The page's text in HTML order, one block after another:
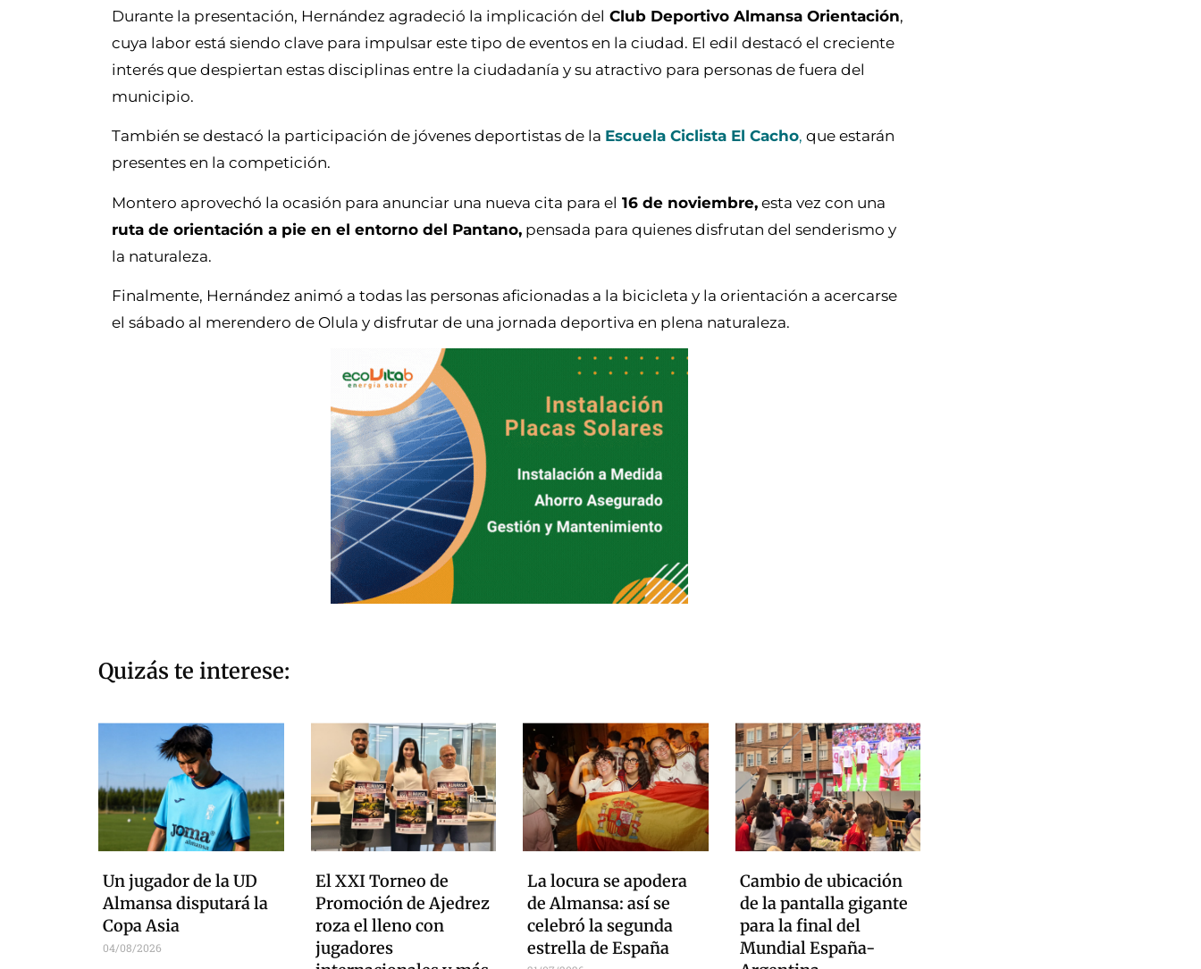
Durante la presentación, Hernández agradeció la implicación del Club Deportivo Almansa Orientación,
cuya labor está siendo clave para impulsar este tipo de eventos en la ciudad. El edil destacó el creciente
interés que despiertan estas disciplinas entre la ciudadanía y su atractivo para personas de fuera del
municipio.
También se destacó la participación de jóvenes deportistas de la Escuela Ciclista El Cacho, que estarán
presentes en la competición.
Montero aprovechó la ocasión para anunciar una nueva cita para el 16 de noviembre, esta vez con una
ruta de orientación a pie en el entorno del Pantano, pensada para quienes disfrutan del senderismo y
la naturaleza.
Finalmente, Hernández animó a todas las personas aficionadas a la bicicleta y la orientación a acercarse
el sábado al merendero de Olula y disfrutar de una jornada deportiva en plena naturaleza.
Quizás te interese:
Un jugador de la UD
Almansa disputará la
Copa Asia
04/08/2026
El XXI Torneo de
Promoción de Ajedrez
roza el lleno con
jugadores
La locura se apodera
de Almansa: así se
celebró la segunda
estrella de España
Cambio de ubicación
de la pantalla gigante
para la final del
Mundial España-